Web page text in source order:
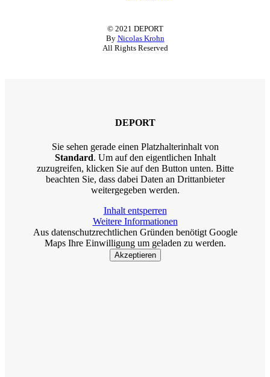
© 2021 DEPORT
By Nicolas Krohn
All Rights Reserved
DEPORT
Sie sehen gerade einen Platzhalterinhalt von
Standard. Um auf den eigentlichen Inhalt
zuzugreifen, klicken Sie auf den Button unten. Bitte
beachten Sie, dass dabei Daten an Drittanbieter
weitergegeben werden.
Inhalt entsperren
Weitere Informationen
Aus datenschutzrechtlichen Gründen benötigt Google
Maps Ihre Einwilligung um geladen zu werden.
Akzeptieren